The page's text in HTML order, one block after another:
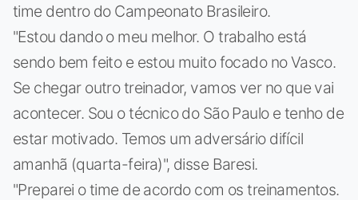
time dentro do Campeonato Brasileiro.
"Estou dando o meu melhor. O trabalho está
sendo bem feito e estou muito focado no Vasco.
Se chegar outro treinador, vamos ver no que vai
acontecer. Sou o técnico do São Paulo e tenho de
estar motivado. Temos um adversário difícil
amanhã (quarta-feira)", disse Baresi.
"Preparei o time de acordo com os treinamentos.